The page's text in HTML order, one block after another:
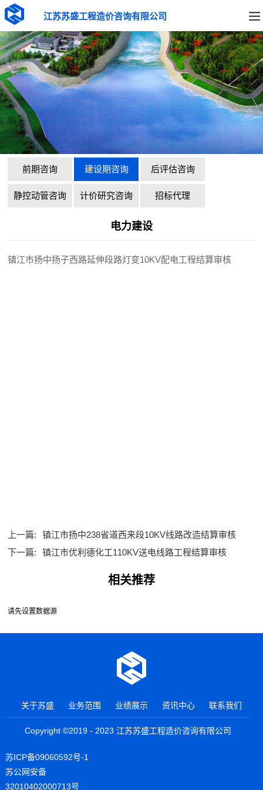
江苏苏盛工程造价咨询有限公司
前期咨询 建设期咨询 后评估咨询
静控动管咨询 计价研究咨询 招标代理
电力建设
镇江市扬中扬子西路延伸段路灯变10KV配电工程结算审核
上一篇:
镇江市扬中238省道西来段10KV线路改造结算审核
下一篇:
镇江市优利德化工110KV送电线路工程结算审核
相关推荐
请先设置数据源
关于苏盛 业务范围 业绩展示 资讯中心 联系我们
Copyright ©2019 - 2023 江苏苏盛工程造价咨询有限公司
苏ICP备09060592号-1
苏公网安备
32010402000713号